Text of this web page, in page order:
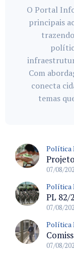
O Portal
principais
Com
conecta
temas
Política
07/08/
Política
07/08/
Política
07/08/